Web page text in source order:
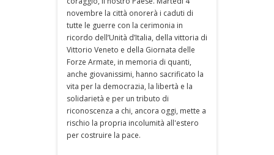
novembre la città onorerà i caduti di
tutte le guerre con la cerimonia in
ricordo dell’Unità d’Italia, della vittoria di
Vittorio Veneto e della Giornata delle
Forze Armate, in memoria di quanti,
anche giovanissimi, hanno sacrificato la
vita per la democrazia, la libertà e la
solidarietà e per un tributo di
riconoscenza a chi, ancora oggi, mette a
rischio la propria incolumità all'estero
per costruire la pace.